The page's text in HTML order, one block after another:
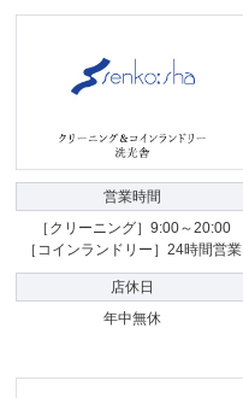
営業時間
［クリーニング］9:00～20:00
［コインランドリー］24時間営業
店休日
年中無休